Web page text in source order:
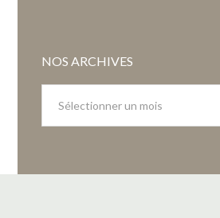
NOS ARCHIVES
archives